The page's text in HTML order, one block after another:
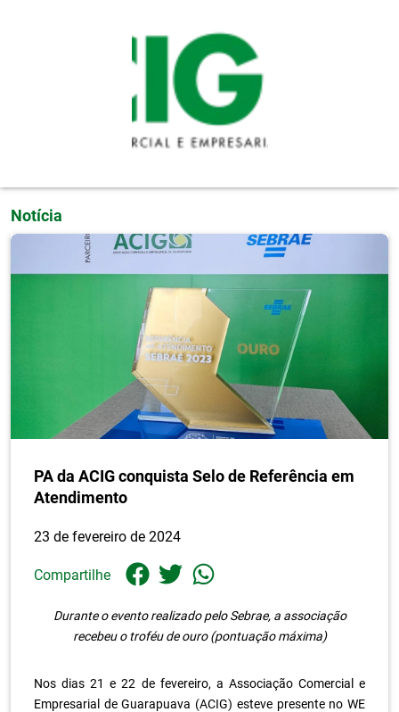
Notícia
PA da ACIG conquista Selo de Referência em
Atendimento
23 de fevereiro de 2024
Compartilhe
Durante o evento realizado pelo Sebrae, a associação
recebeu o troféu de ouro (pontuação máxima)
Nos dias 21 e 22 de fevereiro, a Associação Comercial e
Empresarial de Guarapuava (ACIG) esteve presente no WE